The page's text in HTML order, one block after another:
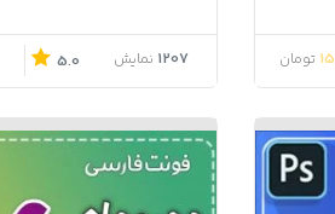
تومان 1207 نمایش 5.0